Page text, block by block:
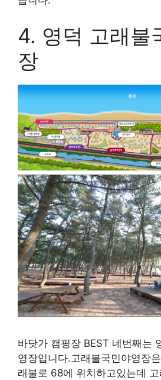
4. 영덕 고래불
장
바닷가 캠핑장 BEST 네번째는
영장입니다.고래불국민야영장
래불로 68에 위치하고있는데